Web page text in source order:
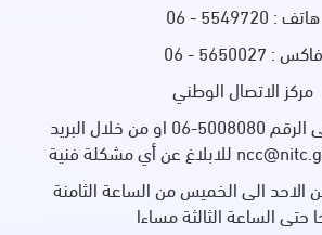
هاتف : 5549720 - 06
فاكس : 5650027 - 06
مركز الاتصال الوطني
الرجاء الاتصال على الرقم 5008080-06 او من خلال البريد
الى الخميس من الساعة الثامنة
حتى الساعة الثالثة مساءا